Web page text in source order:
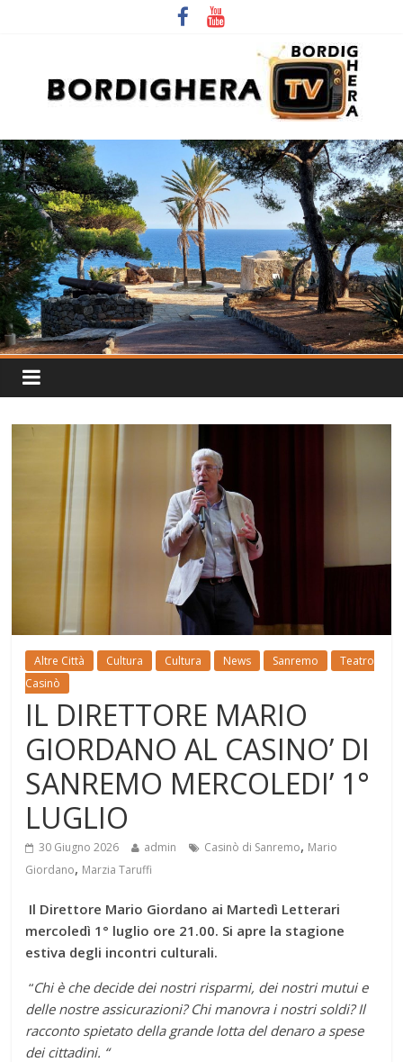
Altre Città Cultura Cultura News Sanremo
Teatro
Casinò
IL DIRETTORE MARIO
GIORDANO AL CASINO’ DI
SANREMO MERCOLEDI’ 1°
LUGLIO
30 Giugno 2026 admin Casinò di Sanremo, Mario
Giordano, Marzia Taruffi
Il Direttore Mario Giordano ai Martedì Letterari
mercoledì 1° luglio ore 21.00. Si apre la stagione
estiva degli incontri culturali.
“Chi è che decide dei nostri risparmi, dei nostri mutui e
delle nostre assicurazioni? Chi manovra i nostri soldi? Il
racconto spietato della grande lotta del denaro a spese
dei cittadini. “